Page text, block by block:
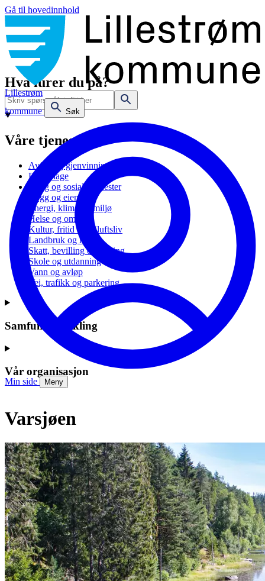
Gå til hovedinnhold
Lillestrøm
kommune
Søk
Min side Meny
Hva lurer du på?
Våre tjenester
Avfall og gjenvinning
Barnehage
Bolig og sosiale tjenester
Bygg og eiendom
Energi, klima og miljø
Helse og omsorg
Kultur, fritid og friluftsliv
Landbruk og natur
Skatt, bevilling og næring
Skole og utdanning
Vann og avløp
Vei, trafikk og parkering
Samfunnsutvikling
Vår organisasjon
Varsjøen